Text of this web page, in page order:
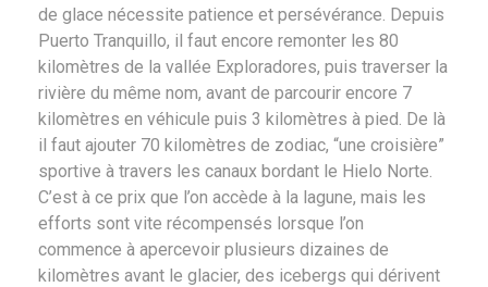
de glace nécessite patience et persévérance. Depuis
Puerto Tranquillo, il faut encore remonter les 80
kilomètres de la vallée Exploradores, puis traverser la
rivière du même nom, avant de parcourir encore 7
kilomètres en véhicule puis 3 kilomètres à pied. De là
il faut ajouter 70 kilomètres de zodiac, “une croisière”
sportive à travers les canaux bordant le Hielo Norte.
C’est à ce prix que l’on accède à la lagune, mais les
efforts sont vite récompensés lorsque l’on
commence à apercevoir plusieurs dizaines de
kilomètres avant le glacier, des icebergs qui dérivent